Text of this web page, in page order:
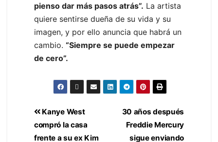
pienso dar más pasos atrás”. La artista
quiere sentirse dueña de su vida y su
imagen, y por ello anuncia que habrá un
cambio. “Siempre se puede empezar
de cero”.
30 años después
Freddie Mercury
sigue enviando
Kanye West
compró la casa
frente a su ex Kim